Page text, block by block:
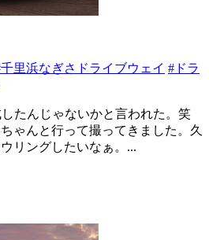
里浜なぎさドライブウェイ #ドラ
たんじゃないかと言われた。笑
ゃんと行って撮ってきました。久
リングしたいなぁ。...